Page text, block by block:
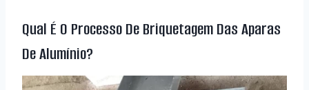
Qual É O Processo De Briquetagem Das Aparas
De Alumínio?